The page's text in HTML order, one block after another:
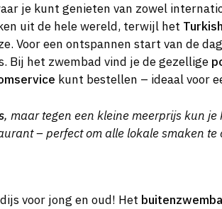
je kunt genieten van zowel
uit de hele wereld, terwijl het
Voor een ontspannen start van de
Bij het zwembad vind je de gezellige
kunt bestellen – ideaal voor
, maar tegen een kleine meerprijs kun je
– perfect om alle lokale smaken
voor jong en oud! Het